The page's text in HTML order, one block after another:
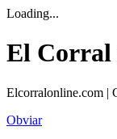
Loading...
El Corral
Elcorralonline.com |
Obviar